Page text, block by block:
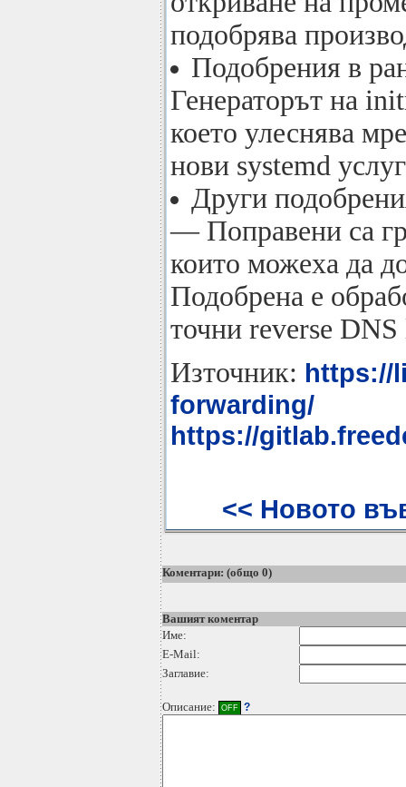
подобрява
Подобрения в
Генераторът на
което улеснява
нови systemd
Други
— Поправени са
които можеха да
Подобрена е
точни reverse
Източник: https://
forwarding/
https://
<< Новото
Коментари: (общо 0)
Вашият коментар
Име:
E-Mail:
Заглавие:
Описание: OFF ?